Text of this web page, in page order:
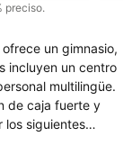
preciso.
un gimnasio,
incluyen un centro
multilingüe.
de caja fuerte y
los siguientes
congelador